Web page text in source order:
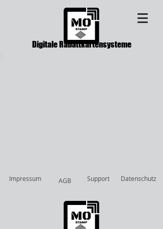
Digitale Rabattkartensysteme
Impressum AGB Support Datenschutz